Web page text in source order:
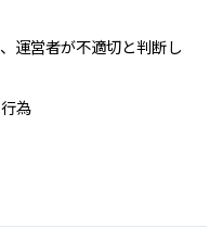
運営者が不適切と判断し
為